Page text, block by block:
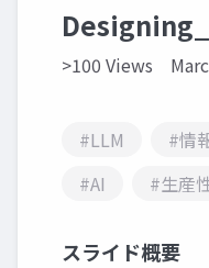
>100 Views
#LLM #情
#AI
#生産
スライド概要